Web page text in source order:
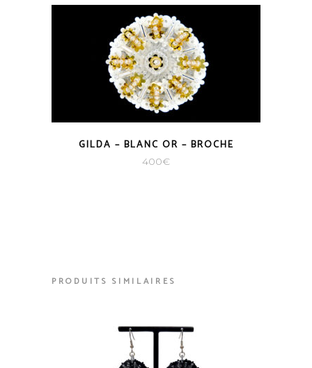
GILDA – BLANC OR – BROCHE
400€
PRODUITS SIMILAIRES